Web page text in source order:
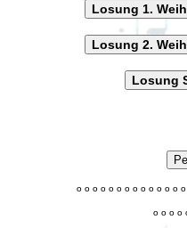
Losung 1.
Losung 2.
Losung
o o o o o o o o o o o o o o
o o o o